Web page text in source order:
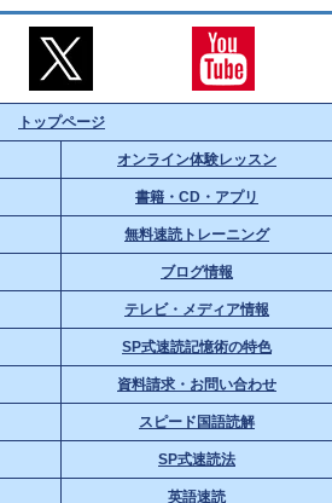
トップページ
オンライン体験レッスン
書籍・CD・アプリ
無料速読トレーニング
ブログ情報
テレビ・メディア情報
SP式速読記憶術の特色
資料請求・お問い合わせ
スピード国語読解
SP式速読法
英語速読